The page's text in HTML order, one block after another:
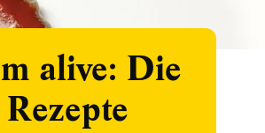
alive: Die